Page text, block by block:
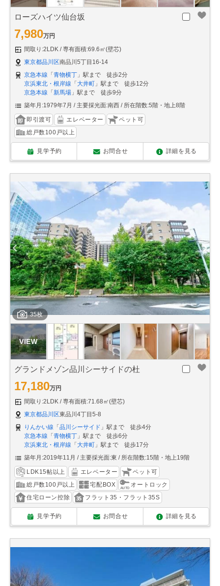
ローズハイツ仙台坂
7,980万円
間取り:2LDK
専有面積:69.6㎡(壁芯)
東京都品川区南品川5丁目16-14
京急本線 「青物横丁 」駅まで 徒歩2分
京浜東北・根岸線 「大井町 」駅まで 徒歩12分
京急本線 「新馬場 」駅まで 徒歩9分
築年月:1979年7月
主要採光面:南西 所在階数:5階・地上8階
即引渡可 エレベーター
ペット可
総戸数100戸以上
見学予約 お問合せ 詳細を見る
35枚
グランドメゾン品川シーサイドの杜
17,180万円
間取り:2LDK
専有面積:71.68㎡(壁芯)
東京都品川区東品川4丁目5-8
りんかい線 「 品川シーサイド 」駅まで 徒歩4分
京急本線 「 青物横丁 」駅まで 徒歩6分
京浜東北・根岸線 「 大井町 」駅まで 徒歩17分
築年月:2019年11月
主要採光面:東 所在階数:15階・地上19階
LDK15帖以上 エレベーター
ペット可
総戸数100戸以上
宅配BOX
オートロック
住宅ローン控除
フラット35・フラット35S
見学予約 お問合せ 詳細を見る